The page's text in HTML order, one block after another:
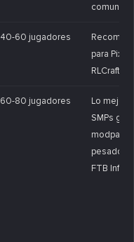
40-60 jugadores
para
RLCraft.
60-80 jugadores
Lo mejor
SMPs
modpacks
pesados
FTB